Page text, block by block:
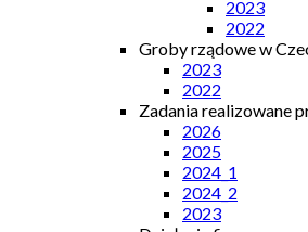
2023
2022
Groby rządowe w
2023
2022
Zadania realizowane
2026
2025
2024_1
2024_2
2023